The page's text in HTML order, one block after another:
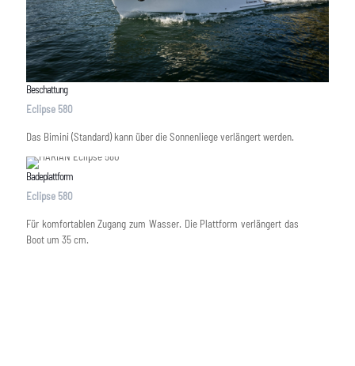
Beschattung
Eclipse 580
Das Bimini (Standard) kann über die Sonnenliege verlängert werden.
Badeplattform
Eclipse 580
Für komfortablen Zugang zum Wasser. Die Plattform verlängert das
Boot um 35 cm.